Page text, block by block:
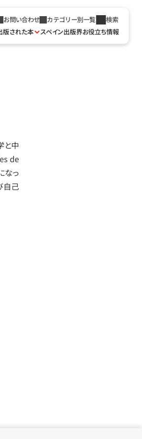
お問い合わせ カテゴリー別一覧
検索
版された本 スペイン出版界お役立ち情報
と中
de
なっ
自己